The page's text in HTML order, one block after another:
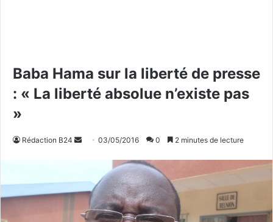
Baba Hama sur la liberté de presse
: « La liberté absolue n’existe pas
»
Rédaction B24
o
y
e
03/05/2016 0 2 minutes de lecture